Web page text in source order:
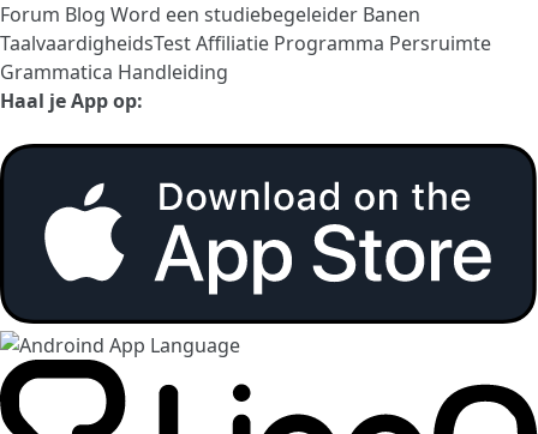
Forum Blog Word een studiebegeleider Banen
TaalvaardigheidsTestAffiliatie Programma Persruimte
Grammatica Handleiding
Haal je App op: